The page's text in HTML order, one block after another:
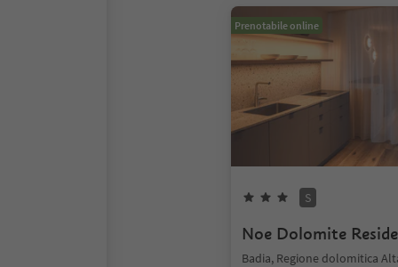
Prenotabile online
S
Noe Dolomite
Badia, Regione dolomitica